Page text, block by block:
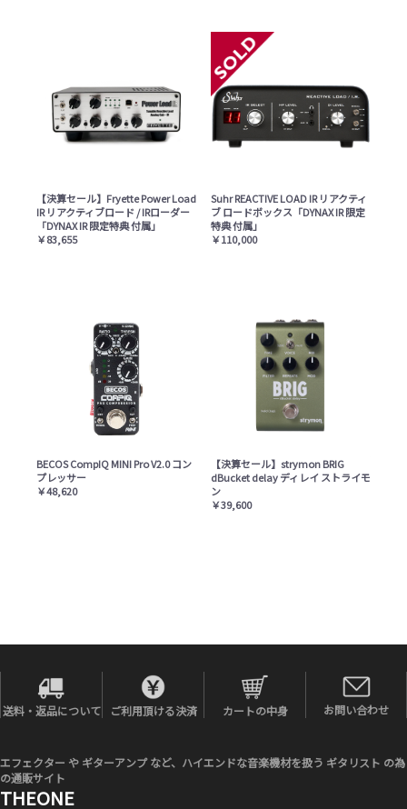
【決算セール】Fryette Power Load
IR リアクティブロード / IRローダー
「DYNAX IR 限定特典 付属」
￥83,655
Suhr REACTIVE LOAD IR リアクティ
ブ ロードボックス「DYNAX IR 限定
特典 付属」
￥110,000
BECOS CompIQ MINI Pro V2.0 コン
プレッサー
￥48,620
【決算セール】strymon BRIG
dBucket delay ディレイ ストライモ
ン
￥39,600
送料・返品について ご利用頂ける決済 カートの中身 お問い合わせ
エフェクター や ギターアンプ など、ハイエンドな音楽機材を扱う ギタリスト の為
の通販サイト
THEONE